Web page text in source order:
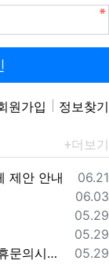
원가입 정보찾기
등록
06.21
제안 안내
등록
06.03
등록
05.29
등록
05.29
등록
05.29
마사지탑 영업시간 및 제휴문의시간 안내